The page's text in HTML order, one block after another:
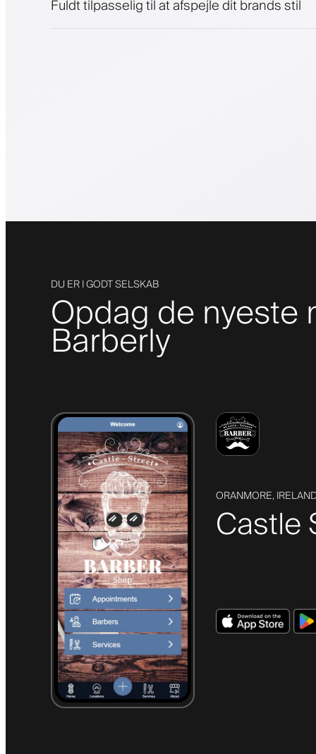
Fuldt tilpasselig til at afspejle dit brands stil
DU ER I GODT SELSKAB
Opdag de nyeste
Barberly
ORANMORE,
Castle